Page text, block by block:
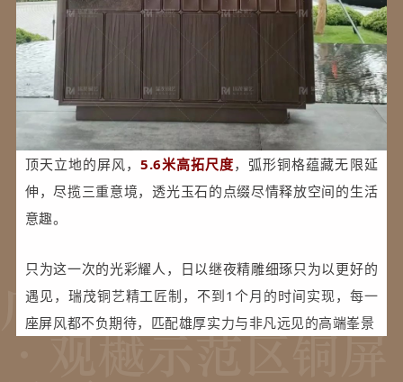
顶天立地的屏风，5.6米高拓尺度，弧形铜格蕴藏无限延
伸，尽揽三重意境，透光玉石的点缀尽情释放空间的生活
意趣。
只为这一次的光彩耀人，日以继夜精雕细琢只为以更好的
遇见，瑞茂铜艺精工匠制，不到1个月的时间实现，每一
座屏风都不负期待，匹配雄厚实力与非凡远见的高端峯景
广州世界大观越秀
·观樾示范区铜屏